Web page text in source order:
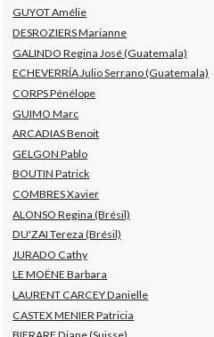
GUYOT Amélie
DESROZIERS Marianne
GALINDO Regina José (Guatemala)
ECHEVERRÍA Julio Serrano (Guatemala)
CORPS Pénélope
GUIMO Marc
ARCADIAS Benoit
GELGON Pablo
BOUTIN Patrick
COMBRES Xavier
ALONSO Regina (Brésil)
DU'ZAI Tereza (Brésil)
JURADO Cathy
LE MOËNE Barbara
LAURENT CARCEY Danielle
CASTEX MENIER Patricia